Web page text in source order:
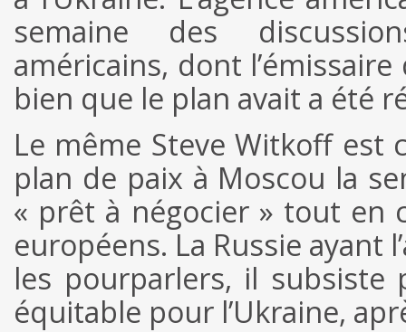
semaine des
américains, dont
bien que le plan avait a été
Le même Steve Witkoff est
plan de paix à Moscou la
« prêt à négocier » tout en
européens. La Russie ayant
les pourparlers, il subsiste
équitable pour l’Ukraine,